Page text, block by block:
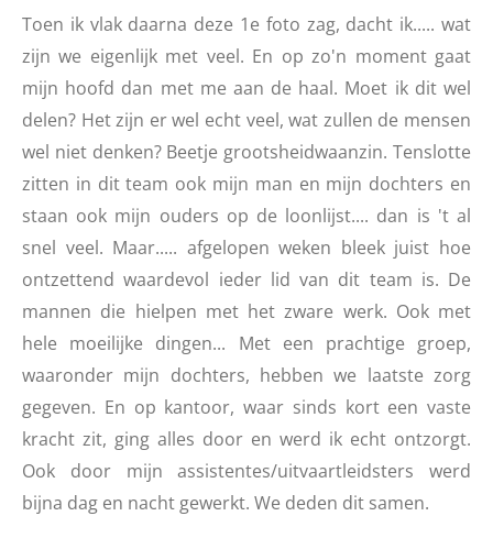
Toen ik vlak daarna deze 1e foto zag, dacht ik..... wat
zijn we eigenlijk met veel. En op zo'n moment gaat
mijn hoofd dan met me aan de haal. Moet ik dit wel
delen? Het zijn er wel echt veel, wat zullen de mensen
wel niet denken? Beetje grootsheidwaanzin. Tenslotte
zitten in dit team ook mijn man en mijn dochters en
staan ook mijn ouders op de loonlijst.... dan is 't al
snel veel. Maar..... afgelopen weken bleek juist hoe
ontzettend waardevol ieder lid van dit team is. De
mannen die hielpen met het zware werk. Ook met
hele moeilijke dingen... Met een prachtige groep,
waaronder mijn dochters, hebben we laatste zorg
gegeven. En op kantoor, waar sinds kort een vaste
kracht zit, ging alles door en werd ik echt ontzorgt.
Ook door mijn assistentes/uitvaartleidsters werd
bijna dag en nacht gewerkt. We deden dit samen.